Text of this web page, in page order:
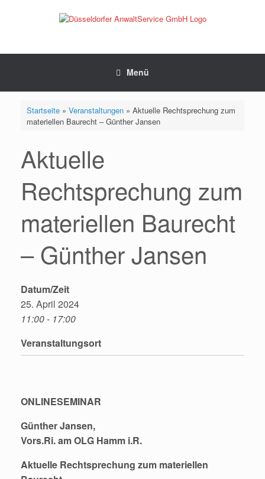
Menü
Startseite» Veranstaltungen» Aktuelle Rechtsprechung zum
materiellen Baurecht – Günther Jansen
Aktuelle
Rechtsprechung zum
materiellen Baurecht
– Günther Jansen
Datum/Zeit
25. April 2024
11:00 - 17:00
Veranstaltungsort
ONLINESEMINAR
Günther Jansen,
Vors.Ri. am OLG Hamm i.R.
Aktuelle Rechtsprechung zum materiellen